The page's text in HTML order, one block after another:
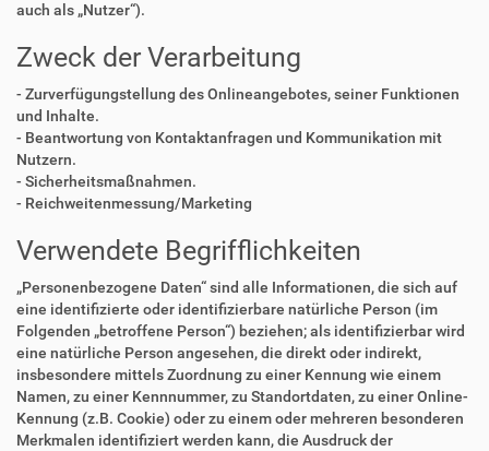
auch als „Nutzer“).
Zweck der Verarbeitung
- Zurverfügungstellung des Onlineangebotes, seiner Funktionen
und Inhalte.
- Beantwortung von Kontaktanfragen und Kommunikation mit
Nutzern.
- Sicherheitsmaßnahmen.
- Reichweitenmessung/Marketing
Verwendete Begrifflichkeiten
„Personenbezogene Daten“ sind alle Informationen, die sich auf
eine identifizierte oder identifizierbare natürliche Person (im
Folgenden „betroffene Person“) beziehen; als identifizierbar wird
eine natürliche Person angesehen, die direkt oder indirekt,
insbesondere mittels Zuordnung zu einer Kennung wie einem
Namen, zu einer Kennnummer, zu Standortdaten, zu einer Online-
Kennung (z.B. Cookie) oder zu einem oder mehreren besonderen
Merkmalen identifiziert werden kann, die Ausdruck der